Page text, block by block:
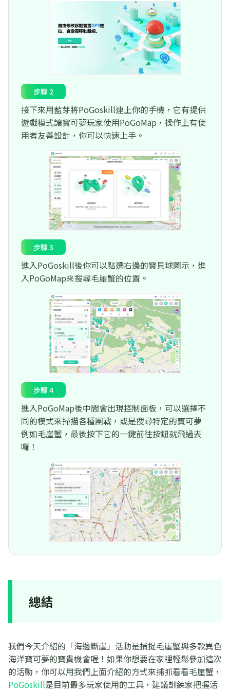
步驟 2
接下來用藍芽將PoGoskill連上你的手機，它有提供
遊戲模式讓寶可夢玩家使用PoGoMap，操作上有使
用者友善設計，你可以快速上手。
步驟 3
進入PoGoskill後你可以點選右邊的寶貝球圖示，進
入PoGoMap來搜尋毛崖蟹的位置。
步驟 4
進入PoGoMap後中間會出現控制面板，可以選擇不
同的模式來掃描各種團戰，或是搜尋特定的寶可夢
例如毛崖蟹，最後按下它的一鍵前往按鈕就飛過去
囉！
總結
我們今天介紹的「海邊斷崖」活動是捕捉毛崖蟹與多款異色
海洋寶可夢的寶貴機會喔！如果你想要在家裡輕鬆參加這次
的活動，你可以用我們上面介紹的方式來捕抓看看毛崖蟹，
PoGoskill是目前最多玩家使用的工具，建議訓練家把握活